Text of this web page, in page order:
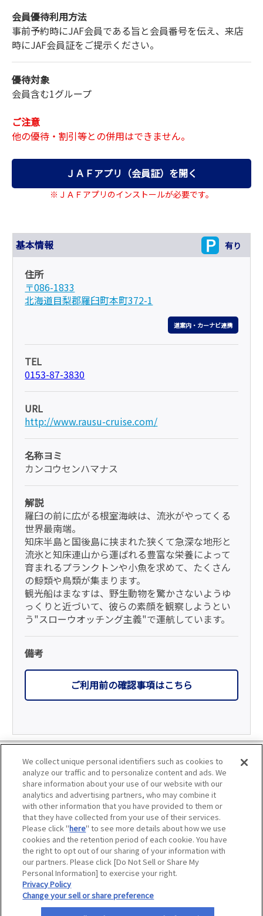
会員優待利用方法
事前予約時にJAF会員である旨と会員番号を伝え、来店
時にJAF会員証をご提示ください。
優待対象
会員含む1グループ
ご注意
他の優待・割引等との併用はできません。
ＪＡＦアプリ（会員証）を開く
※ＪＡＦアプリのインストールが必要です。
基本情報 有り
住所
〒086-1833
北海道目梨郡羅臼町本町372-1
道案内・カーナビ連携
TEL
0153-87-3830
URL
http://www.rausu-cruise.com/
名称ヨミ
カンコウセンハマナス
解説
羅臼の前に広がる根室海峡は、流氷がやってくる
世界最南端。
知床半島と国後島に挟まれた狭くて急深な地形と
流氷と知床連山から運ばれる豊富な栄養によって
育まれるプランクトンや小魚を求めて、たくさん
の鯨類や鳥類が集まります。
観光船はまなすは、野生動物を驚かさないようゆ
っくりと近づいて、彼らの素顔を観察しようとい
う"スローウオッチング主義"で運航しています。
備考
ご利用前の確認事項はこちら
個人情報の取り扱いについて
会員優待サービスの提携をご検討の方へ
JAFホームページ
©
We collect unique personal identifiers such as cookies to
analyze our traffic and to personalize content and ads. We
share information about your use of our website with our
analytics and advertising partners, who may combine it
with other information that you have provided to them or
that they have collected from your use of their services.
Please click "here" to see more details about how we use
cookies and the retention period of each cookie. You have
the right to opt out of our sharing of your information with
our partners. Please click [Do Not Sell or Share My
Personal Information] to exercise your right.
Privacy Policy
Change your sell or share preference